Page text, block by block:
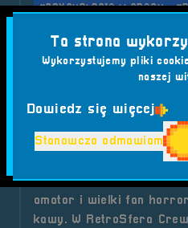
#PSYCHOLOGIA W GRACH
Czytaj artykuł o tytule
RetroSfera
Maciej Hopek to
amator i wielki fan
kawy. W RetroSfera
Ta strona
Wykorzystujemy pliki
naszej
Dowiedz się więcej
Stanowczo odmawiam